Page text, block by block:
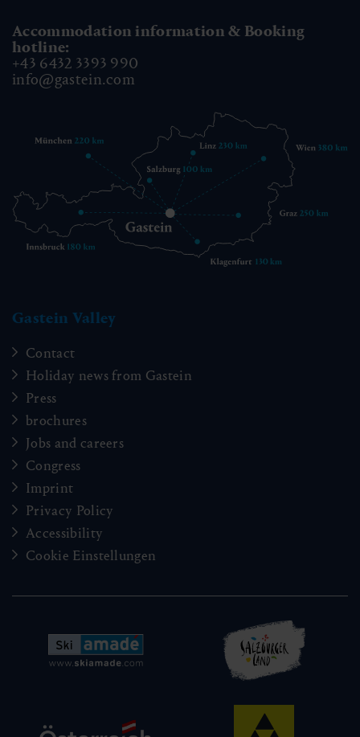
Accommodation information & Booking
hotline:
+43 6432 3393 990
info@gastein.com
Gastein Valley
Contact
Holiday news from Gastein
Press
brochures
Jobs and careers
Congress
Imprint
Privacy Policy
Accessibility
Cookie Einstellungen